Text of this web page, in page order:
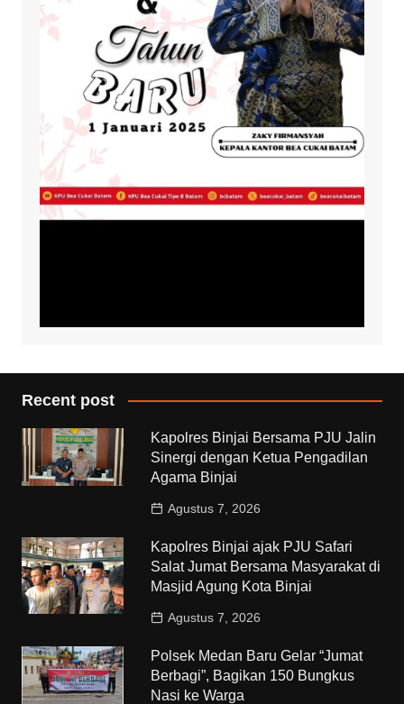
Recent post
Kapolres Binjai Bersama PJU Jalin
Sinergi dengan Ketua Pengadilan
Agama Binjai
Agustus 7, 2026
Kapolres Binjai ajak PJU Safari
Salat Jumat Bersama Masyarakat di
Masjid Agung Kota Binjai
Agustus 7, 2026
Polsek Medan Baru Gelar “Jumat
Berbagi”, Bagikan 150 Bungkus
Nasi ke Warga